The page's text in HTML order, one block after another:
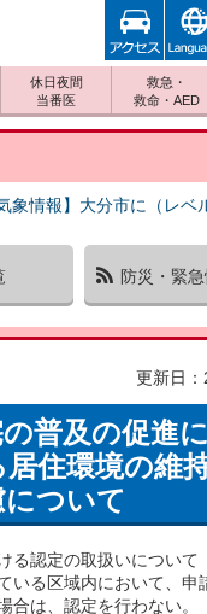
象情報】大分市に（レベ
防災・緊
休日夜間
当番医
救急・
救命・AED
アクセ
ス
foreign
更新日
普及の促進
住環境の維
ついて
る認定の取扱いについて
いる区域内において、申
合は、認定を行わない。